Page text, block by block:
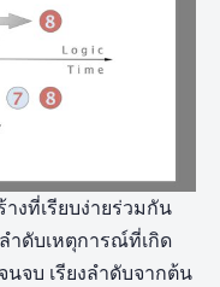
งที่เรียบง่ายร่วมกัน
ำดับเหตุการณ์ที่เกิด
จบ เรียงลำดับจากต้น